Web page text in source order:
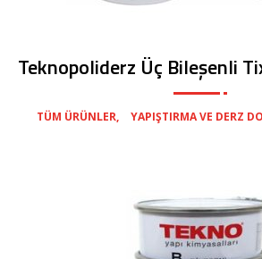
Teknopoliderz Üç Bileşenli
TÜM ÜRÜNLER YAPIŞTIRMA VE DERZ